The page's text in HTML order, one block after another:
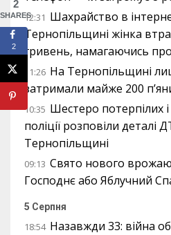
12:31 Шахрайство в
Тернопільщині жінка
гривень, намагаючись
11:26 На Тернопільщині
затримали майже 200
10:35 Шестеро потерпілих
поліції розповіли деталі
Тернопільщині
09:13 Свято нового
Господнє або Яблучний
5 Серпня
18:54 Назавжди 33: війна
2
SHARES
2